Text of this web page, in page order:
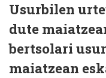
Usurbilen
dute
bertsolari
maiatzean